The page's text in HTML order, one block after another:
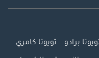
برادو تويوتا كامري